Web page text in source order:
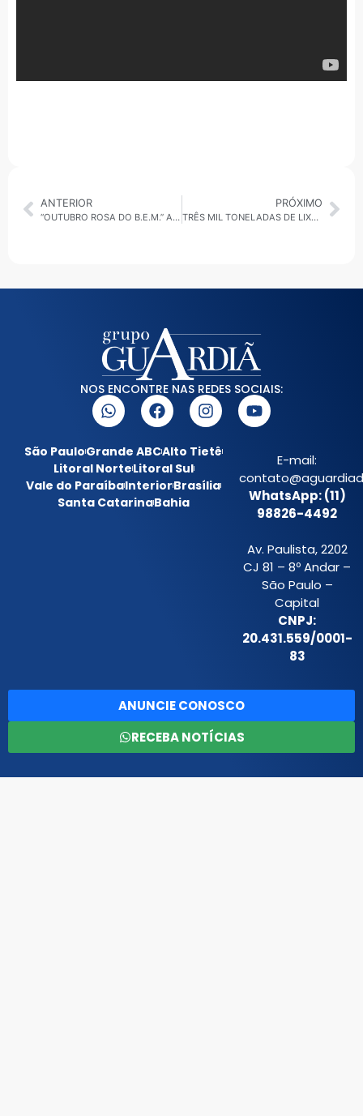
ANTERIOR
“OUTUBRO ROSA DO B.E.M.” ACONTECE DIA 26 EM RIO GRANDE DA SERRA
PRÓXIMO
TRÊS MIL TONELADAS DE LIXO SÃO RETIRADOS POR MÊS DE CÓRREGOS PELA SEMASA EM SANTO ANDRÉ
NOS ENCONTRE NAS REDES SOCIAIS:
São PauloGrande ABCAlto Tietê
Litoral NorteLitoral Sul
Vale do ParaíbaInteriorBrasília
Santa CatarinaBahia
E-mail:
WhatsApp: (11)
98826-4492
Av. Paulista, 2202
CJ 81 – 8º Andar –
São Paulo –
Capital
CNPJ:
20.431.559/0001-
83
ANUNCIE CONOSCO
RECEBA NOTÍCIAS